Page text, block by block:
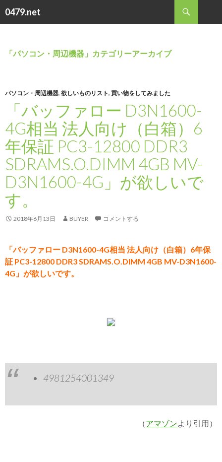
0479.net
索
ン
キ
「パソコン・周辺機器」カテゴリーアーカイブ
パソコン・周辺機器, 欲しいものリスト, 買い物をしてみました
「バッファロー D3N1600-
4G相当 法人向け（白箱）6
年保証 PC3-12800 DDR3
SDRAMS.O.DIMM 4GB MV-
D3N1600-4G」が欲しいで
す。
2018年6月13日 BUYER コメントする
「バッファロー D3N1600-4G相当 法人向け（白箱）6年保
証 PC3-12800 DDR3 SDRAMS.O.DIMM 4GB MV-D3N1600-
4G」が欲しいです。
4981254001349
（アマゾンより引用）